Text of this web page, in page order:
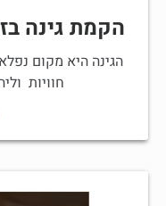
הקמת גינה
הגינה היא מקום
חוויות